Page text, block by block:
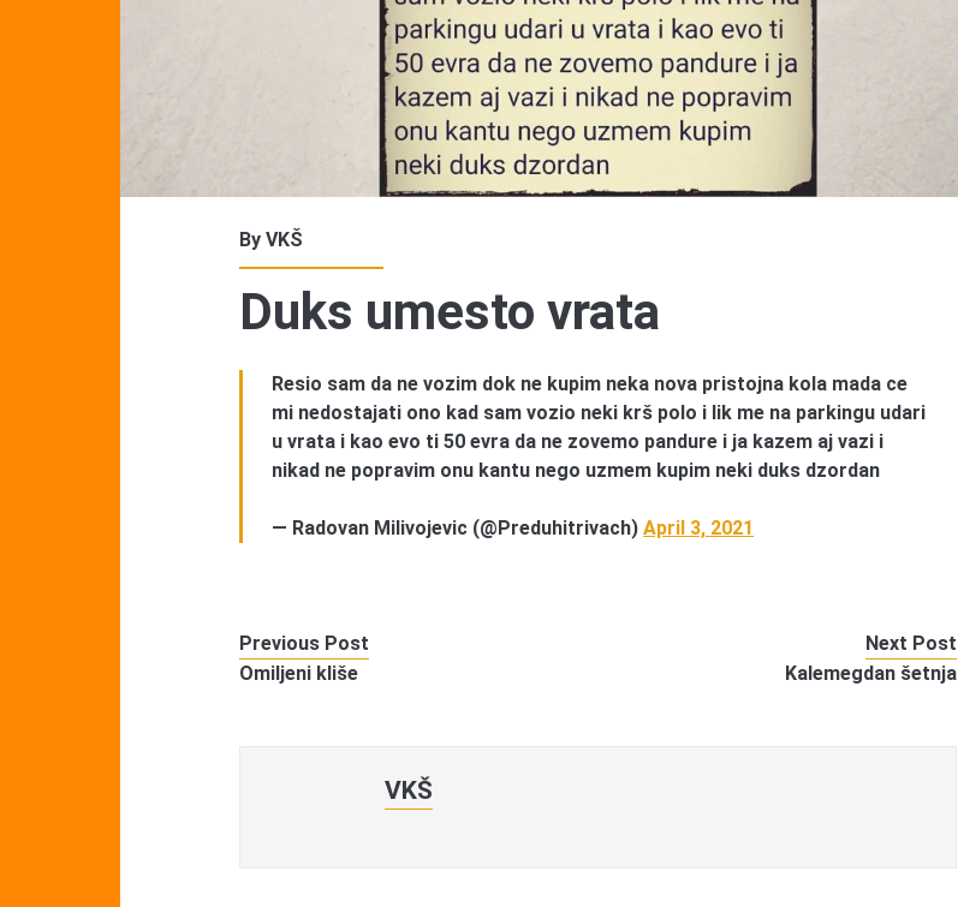
ByVKŠ
Duks umesto vrata
Resio sam da ne vozim dok ne kupim neka nova pristojna kola mada ce
mi nedostajati ono kad sam vozio neki krš polo i lik me na parkingu udari
u vrata i kao evo ti 50 evra da ne zovemo pandure i ja kazem aj vazi i
nikad ne popravim onu kantu nego uzmem kupim neki duks dzordan
— Radovan Milivojevic (@Preduhitrivach)April 3, 2021
Previous Post
Omiljeni kliše
Next Post
Kalemegdan šetnja
VKŠ